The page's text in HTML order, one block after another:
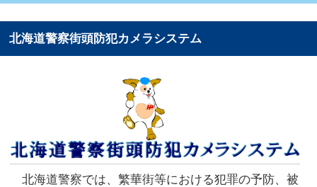
北海道警察街頭防犯カメラシステム
北海道警察では、繁華街等における犯罪の予防、被